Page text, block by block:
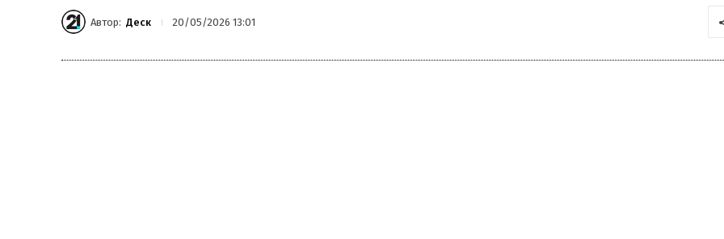
Автор: Деск 20/05/2026 13:01